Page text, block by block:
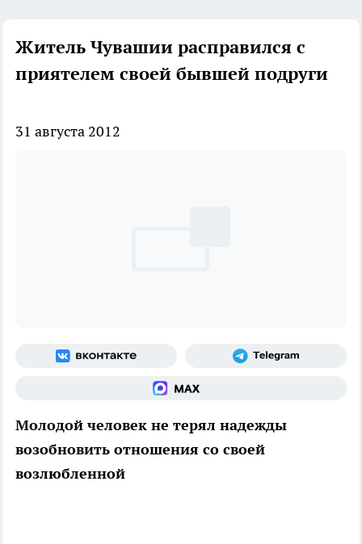
Житель Чувашии расправился с
приятелем своей бывшей подруги
31 августа 2012
Молодой человек не терял надежды
возобновить отношения со своей
возлюбленной